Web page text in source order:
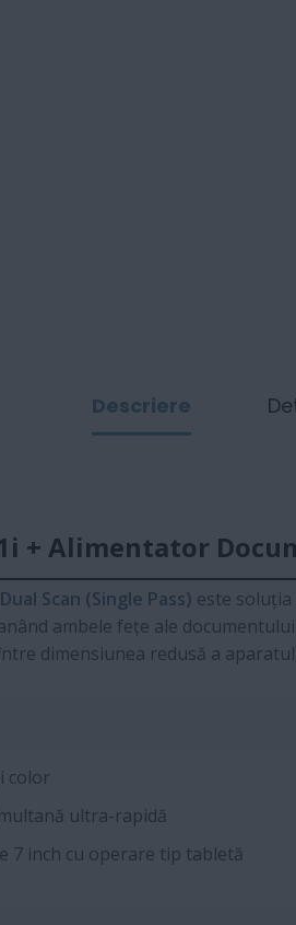
Descriere
+ Alimentator
Dual Scan (Single Pass) este
ambele fețe ale
dimensiunea redusă a
color
ultra-rapidă
7 inch cu operare tip tabletă